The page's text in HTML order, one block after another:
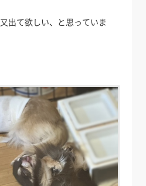
出て欲しい、と思っていま